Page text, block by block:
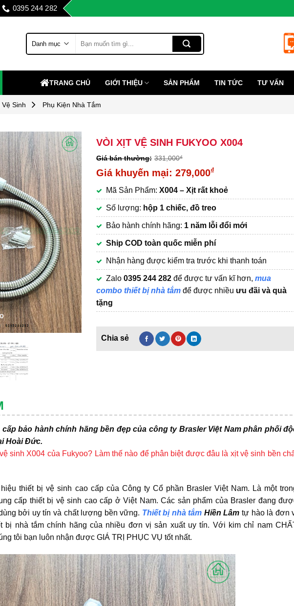
0395 244 282
kiếm:
TRANG CHỦ GIỚI THIỆU SẢN PHẨM TIN TỨC TƯ VẤN
Sinh Phụ Kiện Nhà Tắm
VÒI XỊT VỆ SINH FUKYOO X004
331,000₫
Giá
là:
331,000₫.
279,000₫
hiện
tại
là:
279,000₫.
Mã Sản Phẩm:X004 – Xịt rất khoẻ
Số lượng: hộp 1 chiếc, đồ treo
Bảo hành chính hãng: 1 năm lỗi đổi mới
Ship COD toàn quốc miễn phí
Nhận hàng được kiểm tra trước khi thanh toán
Zalo0395 244 282 để được tư vấn kĩ hơn,mua
combo thiết bị nhà tắm để được nhiều ưu đãi và quà
tặng
bảo hành chính hãng bền đẹp của công ty Brasler Việt Nam phân phối
Hoài Đức.
sinh X004 của Fukyoo? Làm thế nào để phân biệt được đâu là xịt vệ sinh bền
thiết bị vệ sinh cao cấp của Công ty Cổ phần Brasler Việt Nam. Là một
cấp thiết bị vệ sinh cao cấp ở Việt Nam. Các sản phẩm của Brasler đang
bởi uy tín và chất lượng bền vững. Thiết bị nhà tắm Hiền Lâm tự hào là đơn
bị nhà tắm chính hãng của nhiều đơn vị sản xuất uy tín. Với kim chỉ nam
tôi bạn luôn nhận được GIÁ TRỊ PHỤC VỤ tốt nhất.